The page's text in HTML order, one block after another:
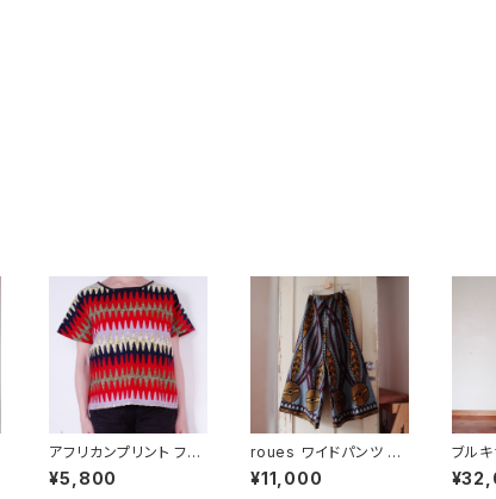
アフリカンプリント フレ
ンチスリーブトップ vari
ous wavy
¥5,800
roues ワイドパンツ ア
フリカンプリント(ケニ
ア)
¥11,000
ブル
の伝
スカー